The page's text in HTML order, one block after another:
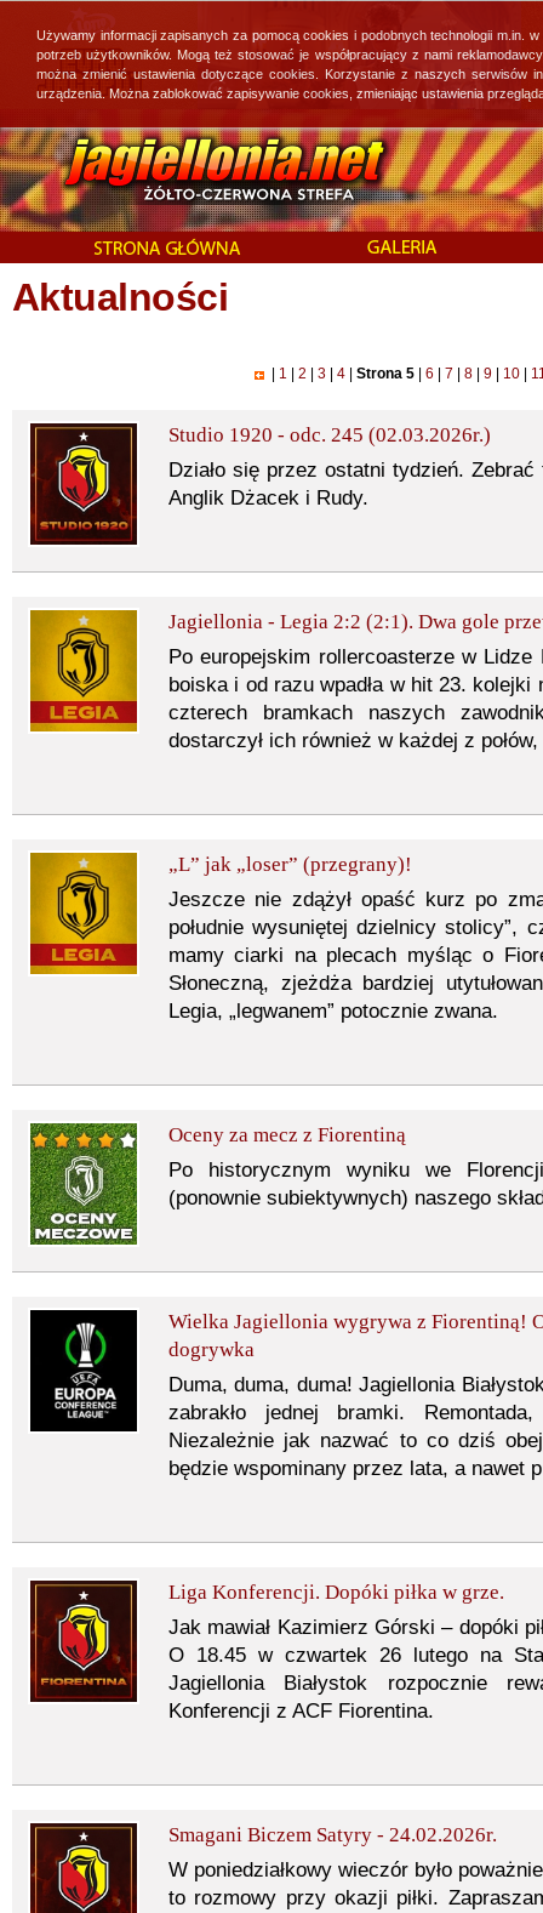
Aktualności
1 2 3 4 Strona 5 6 7 8 9 10
Studio 1920 - odc. 245 (02.03.2026r.)
Działo się przez ostatni tydzień.
Anglik Dżacek i Rudy.
Jagiellonia - Legia 2:2 (2:1). Dwa gole
Po europejskim rollercoasterze w Lidze
boiska i od razu wpadła w hit 23.
czterech bramkach naszych
dostarczył ich również w każdej z
„L” jak „loser” (przegrany)!
Jeszcze nie zdążył opaść kurz po
południe wysuniętej dzielnicy stolicy”,
mamy ciarki na plecach myśląc o
Słoneczną, zjeżdża bardziej
Legia, „legwanem” potocznie zwana.
Oceny za mecz z Fiorentiną
Po historycznym wyniku we
(ponownie subiektywnych) naszego
Wielka Jagiellonia wygrywa z Fiorentiną!
dogrywka
Duma, duma, duma! Jagiellonia
zabrakło jednej bramki.
Niezależnie jak nazwać to co dziś
będzie wspominany przez lata, a nawet
Liga Konferencji. Dopóki piłka w grze.
Jak mawiał Kazimierz Górski – dopóki
O 18.45 w czwartek 26 lutego na
Jagiellonia Białystok rozpocznie
Konferencji z ACF Fiorentina.
Smagani Biczem Satyry - 24.02.2026r.
W poniedziałkowy wieczór było
to rozmowy przy okazji piłki.
Używamy informacji zapisanych za pomocą cookies i podobnych technologii
potrzeb użytkowników. Mogą też stosować je współpracujący z nami
można zmienić ustawienia dotyczące cookies. Korzystanie z naszych
urządzenia. Można zablokować zapisywanie cookies, zmieniając ustawienia